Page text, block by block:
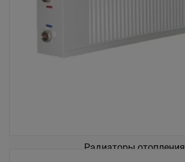
Радиаторы отопления